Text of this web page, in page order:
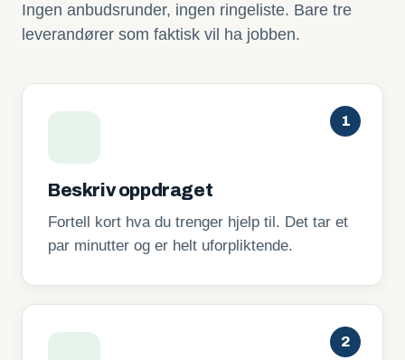
Ingen anbudsrunder, ingen ringeliste. Bare tre
leverandører som faktisk vil ha jobben.
1
Beskriv oppdraget
Fortell kort hva du trenger hjelp til. Det tar et
par minutter og er helt uforpliktende.
2